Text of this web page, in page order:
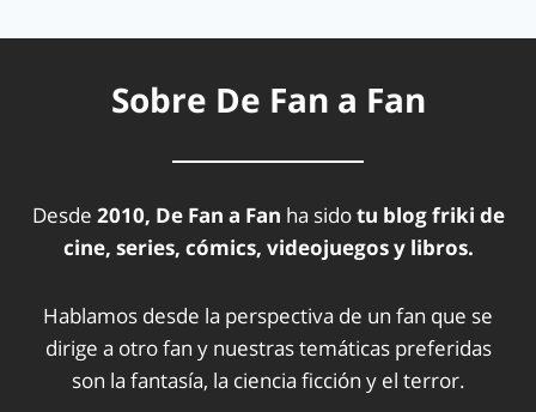
Sobre De Fan a Fan
Desde 2010, De Fan a Fan ha sidotu blog friki de
cine, series, cómics, videojuegos y libros.
Hablamos desde la perspectiva de un fan que se
dirige a otro fan y nuestras temáticas preferidas
son la fantasía, la ciencia ficción y el terror.